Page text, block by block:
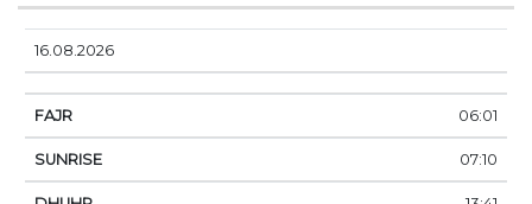
16.08.2026
06:01
07:10